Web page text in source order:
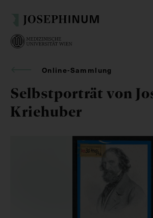
Online-Sammlung
Selbstporträt von
Kriehuber